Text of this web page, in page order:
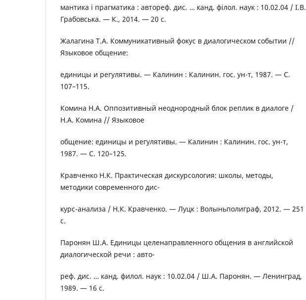
мантика і прагматика : автореф. дис. … канд. філол. наук : 10.02.04 / І.В.
Грабовська. — К., 2014. — 20 с.
Жалагина Т.А. Коммуникативный фокус в диалогическом событии //
Языковое общение:
единицы и регулятивы. — Калинин : Калинин. гос. ун-т, 1987. — С.
107–115.
Комина Н.А. Оппозитивный неоднородный блок реплик в диалоге /
Н.А. Комина // Языковое
общение: единицы и регулятивы. — Калинин : Калинин. гос. ун-т,
1987. — С. 120–125.
Кравченко Н.К. Практическая дискурсология: школы, методы,
методики современного дис-
курс-анализа / Н.К. Кравченко. — Луцк : Волыньполиграф, 2012. — 251
с.
Паронян Ш.А. Единицы целенаправленного общения в английской
диалогической речи : авто-
реф. дис. … канд. филол. наук : 10.02.04 / Ш.А. Паронян. — Ленинград,
1989. — 16 с.